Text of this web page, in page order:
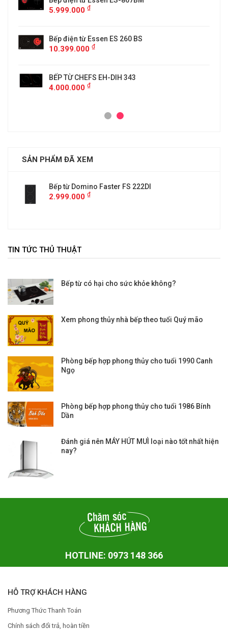
5.999.000 ₫
Bếp điện từ Essen ES 260 BS
10.399.000 ₫
BẾP TỪ CHEFS EH-DIH 343
4.000.000 ₫
SẢN PHẨM ĐÃ XEM
Bếp từ Domino Faster FS 222DI
2.999.000 ₫
TIN TỨC THỦ THUẬT
Bếp từ có hại cho sức khỏe không?
Xem phong thủy nhà bếp theo tuổi Quý mão
Phòng bếp hợp phong thủy cho tuổi 1990 Canh
Ngọ
Phòng bếp hợp phong thủy cho tuổi 1986 Bính
Dần
Đánh giá nên MÁY HÚT MUÌ loại nào tốt nhất hiện
nay?
HOTLINE: 0973 148 366
HỖ TRỢ KHÁCH HÀNG
Phương Thức Thanh Toán
Chính sách đổi trả, hoàn tiền